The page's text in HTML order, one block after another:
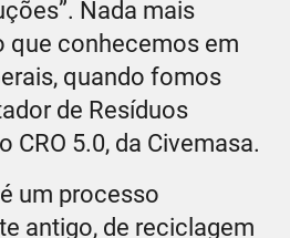
Nada mais
que conhecemos em
quando fomos
de Resíduos
CRO 5.0, da Civemasa.
um processo
antigo, de reciclagem